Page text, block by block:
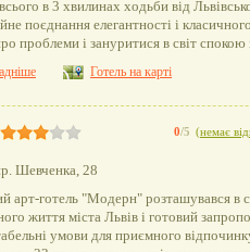
в 3 хвилинах ходьби від
поєднання елегантності і
проблеми і зануритися в світ
Готель на карті
0/5 (немає
Шевченка, 28
арт-готель "Модерн" розташувався в
життя міста Львів і готовий
умови для приємного